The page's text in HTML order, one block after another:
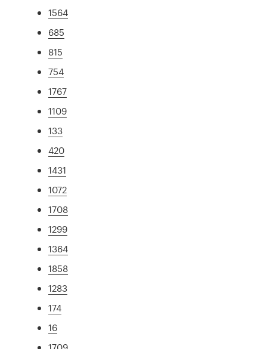
1564
685
815
754
1767
1109
133
420
1431
1072
1708
1299
1364
1858
1283
174
16